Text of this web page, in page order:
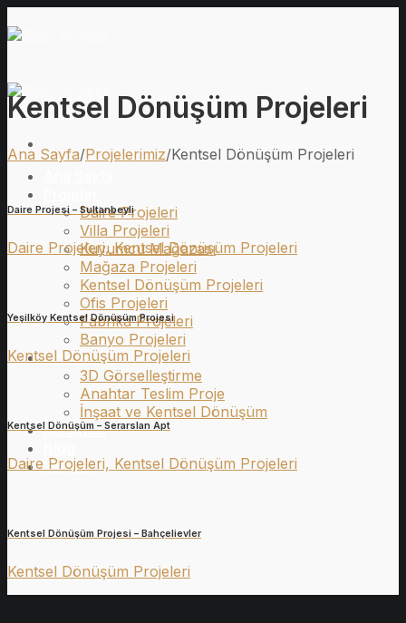
atla
Daire Projeleri
Villa Projeleri
Kuyumcu Mağazası
Mağaza Projeleri
Kentsel Dönüşüm Projeleri
Ofis Projeleri
Fabrika Projeleri
Banyo Projeleri
Hizmetler
3D Görselleştirme
Anahtar Teslim Proje
İnşaat ve Kentsel Dönüşüm
Kurumsal
İletişim
Kentsel Dönüşüm Projeleri
Ana Sayfa/Projelerimiz/Kentsel Dönüşüm Projeleri
Daire Projesi – Sultanbeyli
Daire Projeleri, Kentsel Dönüşüm Projeleri
Yeşilköy Kentsel Dönüşüm Projesi
Kentsel Dönüşüm Projeleri
Kentsel Dönüşüm – Serarslan Apt
Daire Projeleri, Kentsel Dönüşüm Projeleri
Kentsel Dönüşüm Projesi – Bahçelievler
Kentsel Dönüşüm Projeleri